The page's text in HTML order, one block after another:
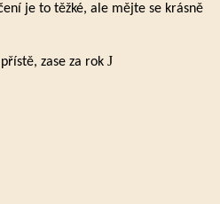
je to těžké, ale mějte se krásně
zase za rok J